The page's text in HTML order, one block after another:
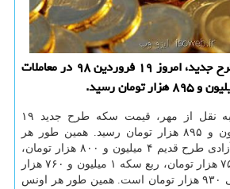
ایزو وب: قیمت سكه طرح جدید، امروز ۱۹ فروردین ۹۸ در معاملات
به گزارش ایزو وب به نقل از مهر، قیمت سكه طرح جدید ۱۹
فروردین ۹۸ به ۴میلیون و ۸۹۵ هزار تومان رسید. همین طور هر
قطعه سكه تمام بهار آزادی طرح قدیم ۴ میلیون و ۸۰۰ هزار تومان،
نیم سكه ۲ میلیون و ۷۵۰ هزار تومان، ربع سكه ۱ میلیون و ۷۶۰ هزار
تومان و سكه یك گرمی ۹۳۰ هزار تومان است. همین طور هر اونس